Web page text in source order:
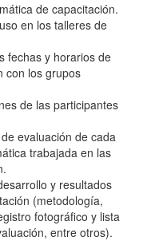
de capacitación.
en los talleres de
fechas y horarios de
con los grupos
de las participantes
evaluación de cada
trabajada en las
y resultados
(metodología,
fotográfico y lista
entre otros).